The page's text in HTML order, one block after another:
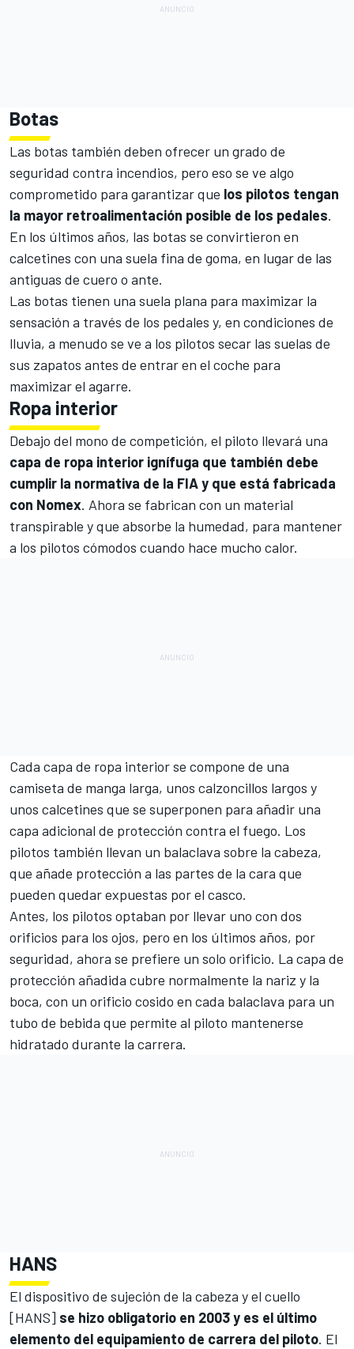
Botas
Las botas también deben ofrecer un grado de
seguridad contra incendios, pero eso se ve algo
comprometido para garantizar que los pilotos tengan
la mayor retroalimentación posible de los pedales.
En los últimos años, las botas se convirtieron en
calcetines con una suela fina de goma, en lugar de las
antiguas de cuero o ante.
Las botas tienen una suela plana para maximizar la
sensación a través de los pedales y, en condiciones de
lluvia, a menudo se ve a los pilotos secar las suelas de
sus zapatos antes de entrar en el coche para
maximizar el agarre.
Ropa interior
Debajo del mono de competición, el piloto llevará una
capa de ropa interior ignífuga que también debe
cumplir la normativa de la FIA y que está fabricada
con Nomex. Ahora se fabrican con un material
transpirable y que absorbe la humedad, para mantener
a los pilotos cómodos cuando hace mucho calor.
Cada capa de ropa interior se compone de una
camiseta de manga larga, unos calzoncillos largos y
unos calcetines que se superponen para añadir una
capa adicional de protección contra el fuego. Los
pilotos también llevan un balaclava sobre la cabeza,
que añade protección a las partes de la cara que
pueden quedar expuestas por el casco.
Antes, los pilotos optaban por llevar uno con dos
orificios para los ojos, pero en los últimos años, por
seguridad, ahora se prefiere un solo orificio. La capa de
protección añadida cubre normalmente la nariz y la
boca, con un orificio cosido en cada balaclava para un
tubo de bebida que permite al piloto mantenerse
hidratado durante la carrera.
HANS
El dispositivo de sujeción de la cabeza y el cuello
[HANS] se hizo obligatorio en 2003 y es el último
elemento del equipamiento de carrera del piloto. El